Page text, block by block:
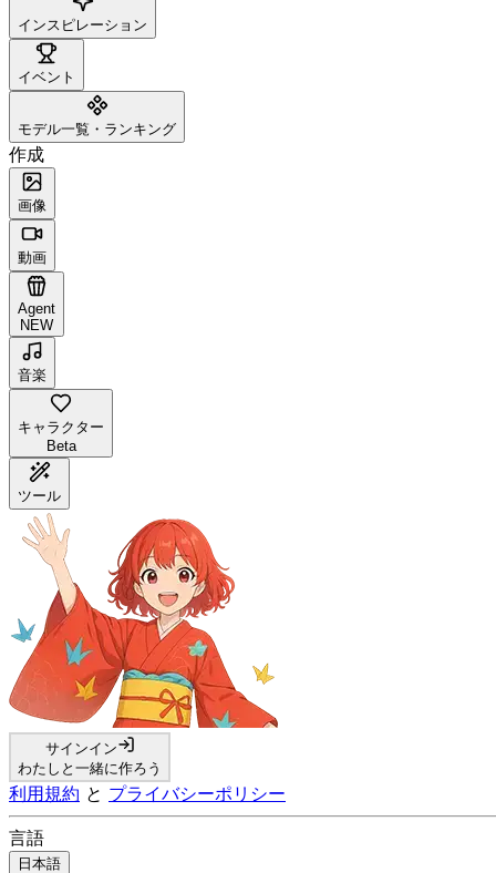
インスピレーション
イベント
モデル一覧・ランキング
作成
画像
動画
Agent
NEW
音楽
キャラクター
Beta
ツール
サインイン
わたしと一緒に作ろう
利用規約 と プライバシーポリシー
言語
日本語